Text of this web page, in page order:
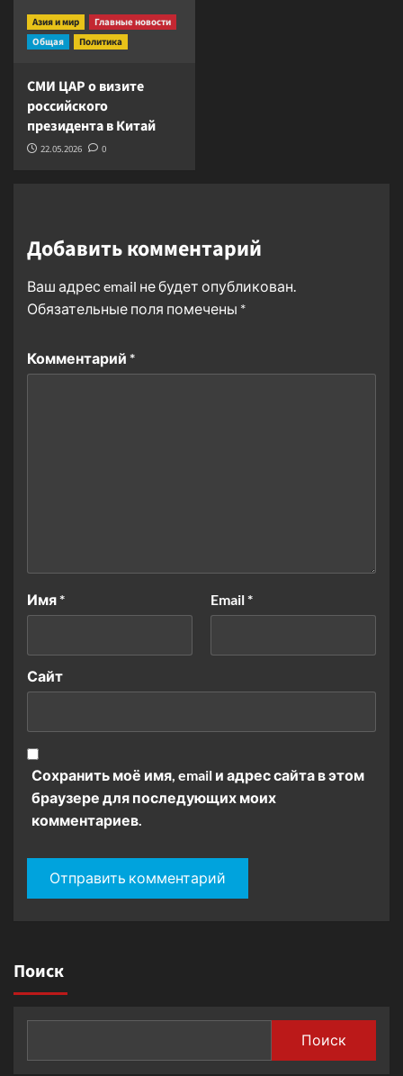
Азия и мир
Главные новости
Общая
Политика
СМИ ЦАР о визите
российского
президента в Китай
22.05.2026 0
Добавить комментарий
Ваш адрес email не будет опубликован.
Обязательные поля помечены *
Комментарий *
Имя* Email*
Сайт
Сохранить моё имя, email и адрес сайта в этом
браузере для последующих моих
комментариев.
Поиск
Поиск